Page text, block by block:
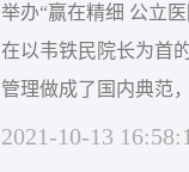
举办“赢在精细 公立
在以韦铁民院长为首
管理做成了国内典范
已形成的医院精细化
2021-10-13